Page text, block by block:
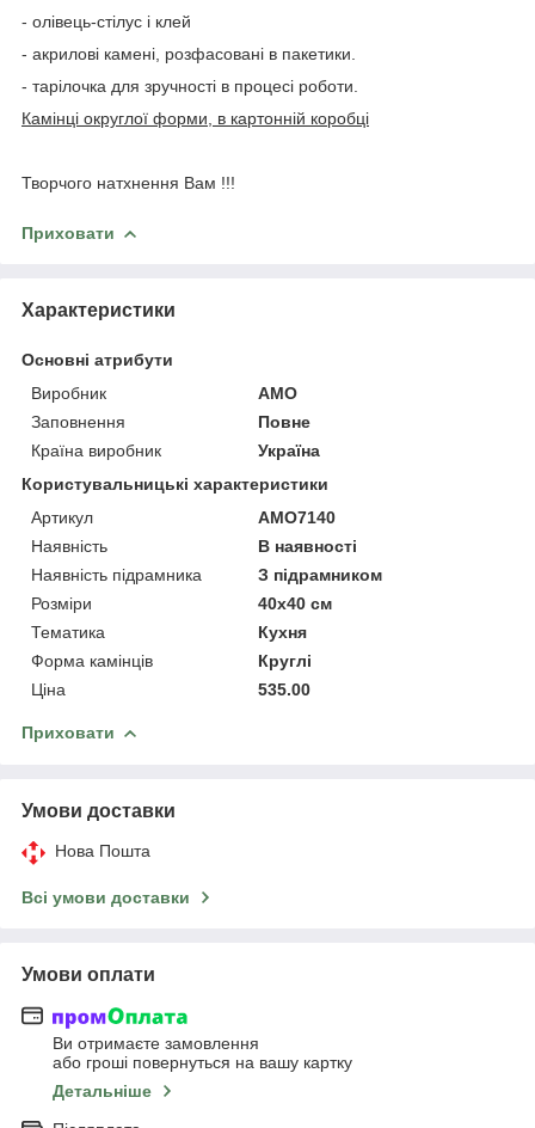
- олівець-стілус і клей
- акрилові камені, розфасовані в пакетики.
- тарілочка для зручності в процесі роботи.
Камінці округлої форми, в картонній коробці
Творчого натхнення Вам !!!
Приховати
Характеристики
Основні атрибути
Виробник
AMO
Заповнення
Повне
Країна виробник
Україна
Користувальницькі характеристики
Артикул
AMO7140
Наявність
В наявності
Наявність підрамника
З підрамником
Розміри
40x40 см
Тематика
Кухня
Форма камінців
Круглі
Ціна
535.00
Приховати
Умови доставки
Нова Пошта
Всі умови доставки
Умови оплати
Ви отримаєте замовлення
або гроші повернуться на вашу картку
Детальніше